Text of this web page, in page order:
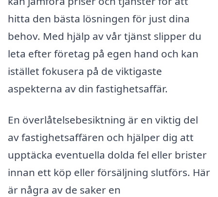
hitta den bästa lösningen för just dina
behov. Med hjälp av vår tjänst slipper du
leta efter företag på egen hand och kan
istället fokusera på de viktigaste
aspekterna av din fastighetsaffär.
En överlåtelsebesiktning är en viktig del
av fastighetsaffären och hjälper dig att
upptäcka eventuella dolda fel eller brister
innan ett köp eller försäljning slutförs. Här
är några av de saker en